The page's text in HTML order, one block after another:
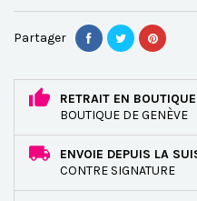
Partager
RETRAIT EN BOUTIQUE
BOUTIQUE DE GENÈVE
ENVOIE DEPUIS LA
CONTRE SIGNATURE